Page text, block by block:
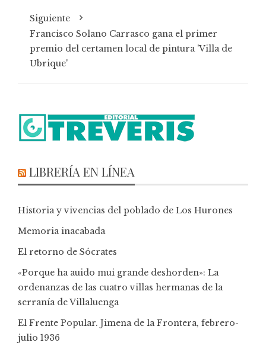
Siguiente
Francisco Solano Carrasco gana el primer
premio del certamen local de pintura 'Villa de
Ubrique'
LIBRERÍA EN LÍNEA
Historia y vivencias del poblado de Los Hurones
Memoria inacabada
El retorno de Sócrates
«Porque ha auido mui grande deshorden»: La
ordenanzas de las cuatro villas hermanas de la
serranía de Villaluenga
El Frente Popular. Jimena de la Frontera, febrero-
julio 1936